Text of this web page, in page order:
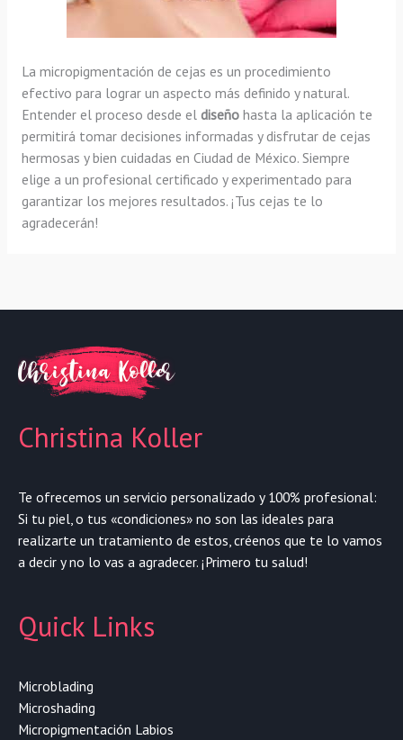
La micropigmentación de cejas es un procedimiento
efectivo para lograr un aspecto más definido y natural.
Entender el proceso desde el diseño hasta la aplicación te
permitirá tomar decisiones informadas y disfrutar de cejas
hermosas y bien cuidadas en Ciudad de México. Siempre
elige a un profesional certificado y experimentado para
garantizar los mejores resultados. ¡Tus cejas te lo
agradecerán!
Christina Koller
Te ofrecemos un servicio personalizado y 100% profesional:
Si tu piel, o tus «condiciones» no son las ideales para
realizarte un tratamiento de estos, créenos que te lo vamos
a decir y no lo vas a agradecer. ¡Primero tu salud!
Quick Links
Microblading
Microshading
Micropigmentación Labios